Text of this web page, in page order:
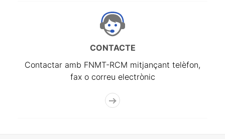
CONTACTE
Contactar amb FNMT-RCM mitjançant telèfon,
fax o correu electrònic